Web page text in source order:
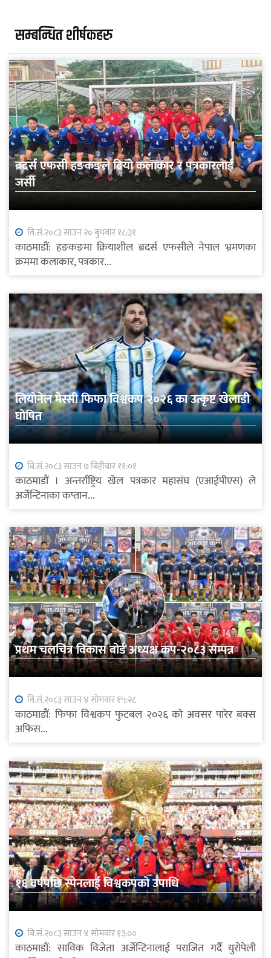
सम्बन्धित शीर्षकहरु
ब्रदर्स एफसी हङकङले दियो कलाकार र पत्रकारलाई
जर्सी
वि.सं.२०८३ साउन २० बुधवार १८:३१
काठमाडौं: हङकङमा क्रियाशील ब्रदर्स एफसीले नेपाल भ्रमणका
क्रममा कलाकार, पत्रकार...
लियोनेल मेस्सी फिफा विश्वकप २०२६ का उत्कृष्ट खेलाडी
घोषित
वि.सं.२०८३ साउन ७ बिहीवार ११:०१
काठमाडौं । अन्तर्राष्ट्रिय खेल पत्रकार महासंघ (एआईपीएस) ले
अर्जेन्टिनाका कप्तान...
प्रथम चलचित्र विकास बोर्ड अध्यक्ष कप-२०८३ सम्पन्न
वि.सं.२०८३ साउन ४ सोमवार १५:२८
काठमाडौं: फिफा विश्वकप फुटबल २०२६ को अवसर पारेर बक्स
अफिस...
१६ वर्षपछि स्पेनलाई विश्वकपको उपाधि
वि.सं.२०८३ साउन ४ सोमवार १३:००
काठमाडौं: साविक विजेता अर्जेन्टिनालाई पराजित गर्दै युरोपेली